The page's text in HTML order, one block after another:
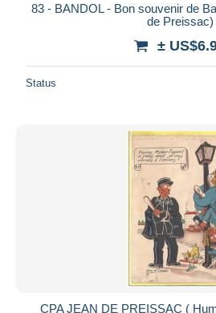
83 - BANDOL - Bon souvenir de
de Preissac)
±
Status
CPA JEAN DE PREISSAC (